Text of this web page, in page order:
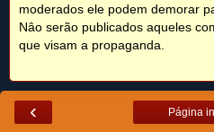
moderados ele podem demorar
Nâo serão publicados aqueles
que visam a propaganda.
‹ Página